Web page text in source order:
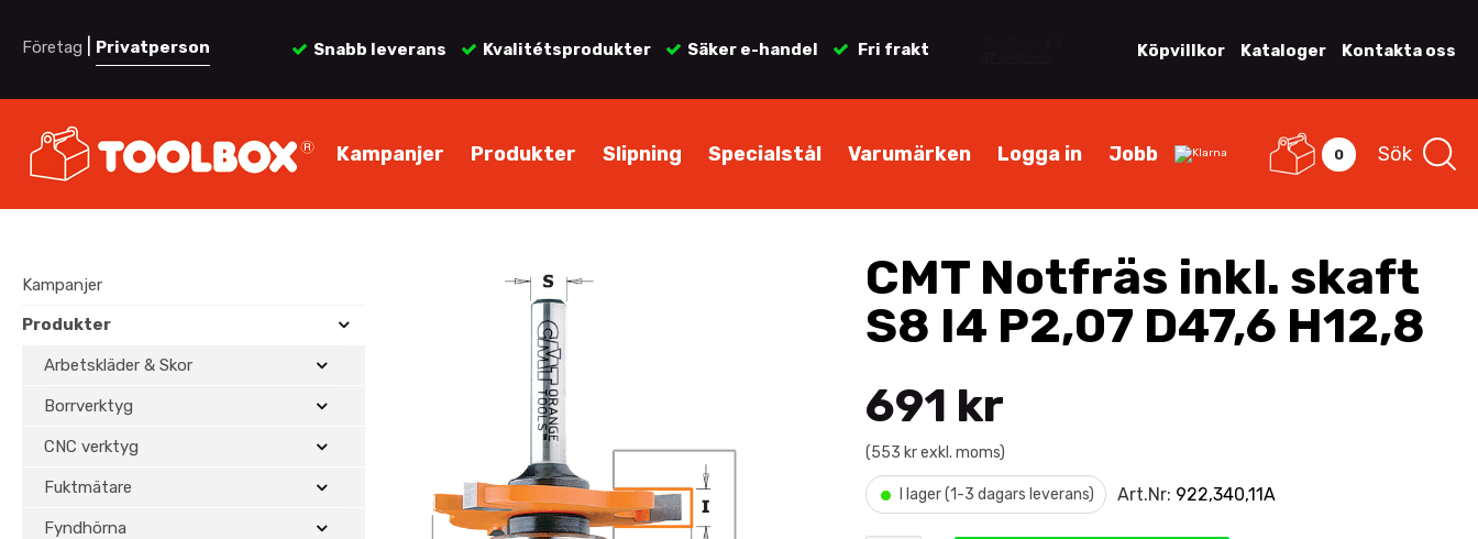
Företag Privatperson Snabb leverans Kvalitétsprodukter Säker e-handel Fri frakt Köpvillkor Kataloger Kontakta oss
Kampanjer Produkter Slipning Specialstål Varumärken Logga in Jobb 0 Sök
Kampanjer
Produkter
Arbetskläder & Skor
Borrverktyg
CNC verktyg
Fuktmätare
Fyndhörna
CMT Notfräs inkl. skaft
S8 I4 P2,07 D47,6 H12,8
691 kr
(553 kr exkl. moms)
• I lager (1-3 dagars leverans) Art.Nr: 922,340,11A